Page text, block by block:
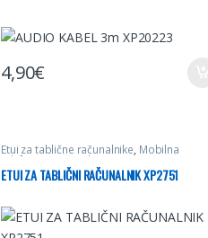
4,90€
Etui za tablične računalnike, Mobilna
telefonija Računalništvo
ETUI ZA TABLIČNI RAČUNALNIK XP2751